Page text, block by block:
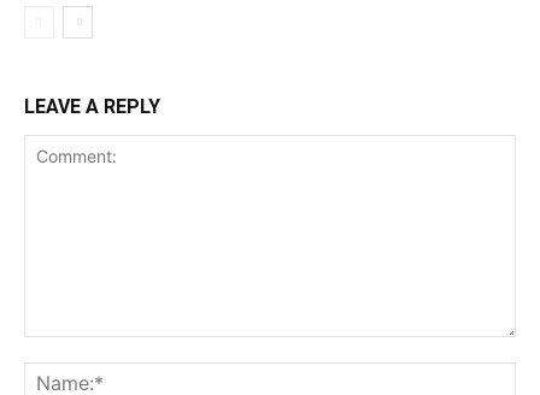
LEAVE A REPLY